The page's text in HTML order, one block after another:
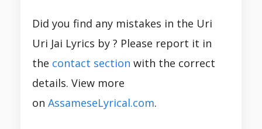
Did you find any mistakes in the Uri
Uri Jai Lyrics by ? Please report it in
the contact section with the correct
details. View more
on AssameseLyrical.com.